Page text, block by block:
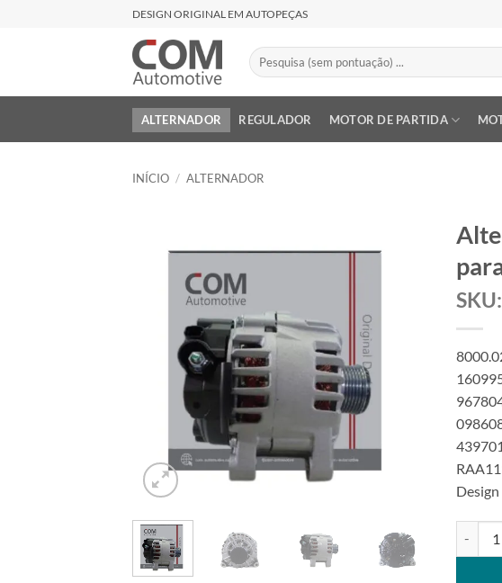
DESIGN ORIGINAL EM AUTOPEÇAS
Pesquisar
por:
ALTERNADOR REGULADOR MOTOR DE PARTIDA
INÍCIO / ALTERNADOR